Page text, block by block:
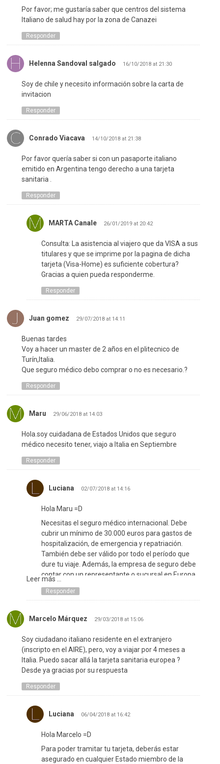
Por favor; me gustaría saber que centros del sistema
Italiano de salud hay por la zona de Canazei
Responder
Helenna Sandoval salgado 16/10/2018 at 21:30
Soy de chile y necesito información sobre la carta de
invitacion
Responder
Conrado Viacava 14/10/2018 at 21:38
Por favor quería saber si con un pasaporte italiano
emitido en Argentina tengo derecho a una tarjeta
sanitaria .
Responder
MARTA Canale 26/01/2019 at 20:42
Consulta: La asistencia al viajero que da VISA a sus
titulares y que se imprime por la pagina de dicha
tarjeta (Visa-Home) es suficiente cobertura?
Gracias a quien pueda responderme.
Responder
Juan gomez 29/07/2018 at 14:11
Buenas tardes
Voy a hacer un master de 2 años en el plitecnico de
Turín,Italia.
Que seguro médico debo comprar o no es necesario.?
Responder
Maru 29/06/2018 at 14:03
Hola.soy cuidadana de Estados Unidos que seguro
médico necesito tener, viajo a Italia en Septiembre
Responder
Luciana 02/07/2018 at 14:16
Hola Maru =D
Necesitas el seguro médico internacional. Debe
cubrir un mínimo de 30.000 euros para gastos de
hospitalización, de emergencia y repatriación.
También debe ser válido por todo el período que
dure tu viaje. Además, la empresa de seguro debe
contar con un representante o sucursal en Europa.
¡Buen viaje!
Leer más ...
Responder
Marcelo Márquez 29/03/2018 at 15:06
Soy ciudadano italiano residente en el extranjero
(inscripto en el AIRE), pero, voy a viajar por 4 meses a
Italia. Puedo sacar allá la tarjeta sanitaria europea ?
Desde ya gracias por su respuesta
Responder
Luciana 06/04/2018 at 16:42
Hola Marcelo =D
Para poder tramitar tu tarjeta, deberás estar
asegurado en cualquier Estado miembro de la